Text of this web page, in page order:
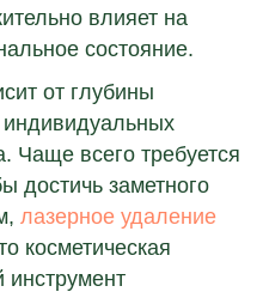
влияет на
состояние.
от глубины
индивидуальных
Чаще всего требуется
достичь заметного
лазерное удаление
косметическая